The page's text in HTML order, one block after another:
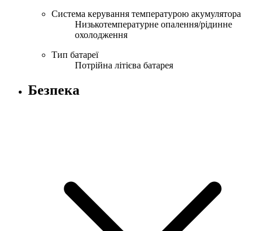
Система керування температурою акумулятора
Низькотемпературне опалення/рідинне
охолодження
Тип батареї
Потрійна літієва батарея
Безпека